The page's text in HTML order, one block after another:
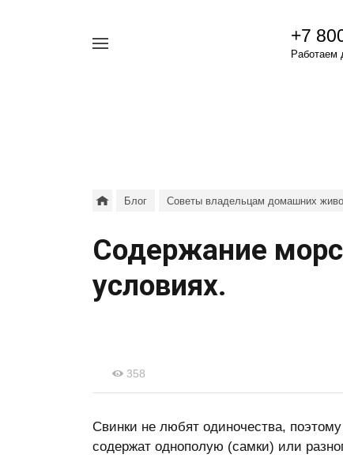
+7
Работаем
Блог Советы владельцам домашних
Содержание
условиях.
358
Свинки не любят одиночества,
содержат однополую (самки) или